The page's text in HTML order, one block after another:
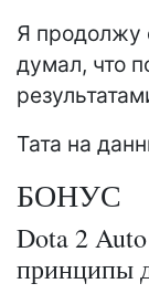
Я продолжу
думал, что
Тата на
БОНУС
Dota 2
принципы